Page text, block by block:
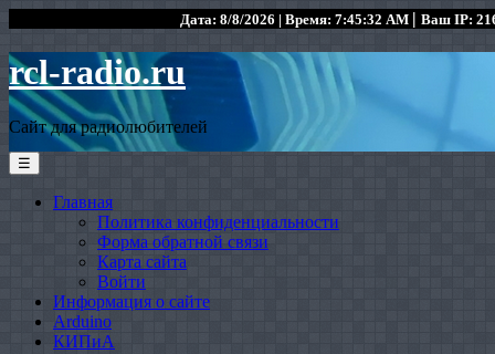
Дата: 8/8/2026 | Время: 7:45:32 AM | Ваш IP:
rcl-radio.ru
Сайт для радиолюбителей
☰
Главная
Политика конфиденциальности
Форма обратной связи
Карта сайта
Войти
Информация о сайте
Arduino
КИПиА